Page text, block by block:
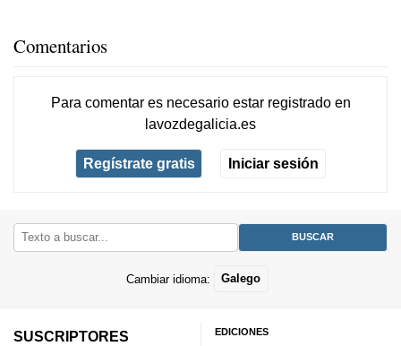
Comentarios
Para comentar es necesario estar registradoen
lavozdegalicia.es
Regístrate gratis Iniciar sesión
Cambiar idioma: Galego
SUSCRIPTORES
EDICIONES